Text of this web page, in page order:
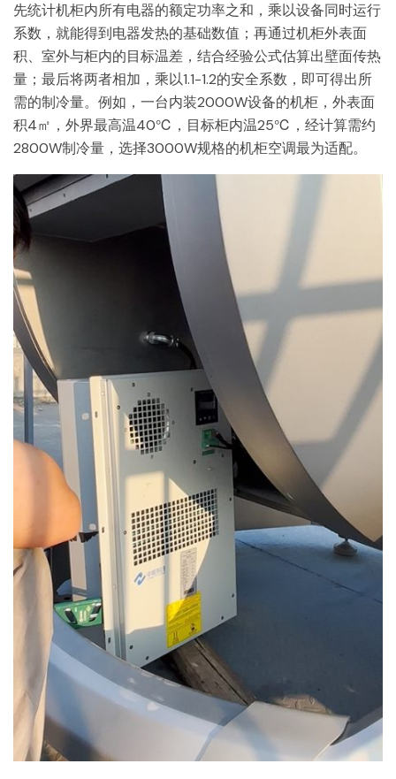
先统计机柜内所有电器的额定功率之和，乘以设备同时运行
系数，就能得到电器发热的基础数值；再通过机柜外表面
积、室外与柜内的目标温差，结合经验公式估算出壁面传热
量；最后将两者相加，乘以1.1-1.2的安全系数，即可得出所
需的制冷量。例如，一台内装2000W设备的机柜，外表面
积4㎡，外界最高温40℃，目标柜内温25℃，经计算需约
2800W制冷量，选择3000W规格的机柜空调最为适配。